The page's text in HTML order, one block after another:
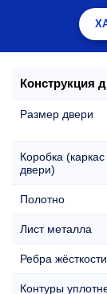
Конструкция
Размер двери
Коробка (каркас
двери)
Полотно
Лист металла
Ребра жёсткости
Контуры